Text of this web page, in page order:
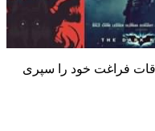
فراغت خود را سپری